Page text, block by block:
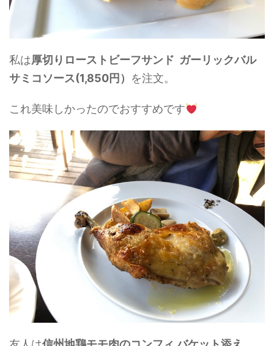
私は厚切りローストビーフサンド ガーリックバル
サミコソース(1,850円） を注文。
これ美味しかったのでおすすめです